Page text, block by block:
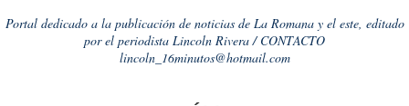
Portal dedicado a la publicación de noticias de La Romana y el este, editado
por el periodista Lincoln Rivera / CONTACTO
lincoln_16minutos@hotmail.com